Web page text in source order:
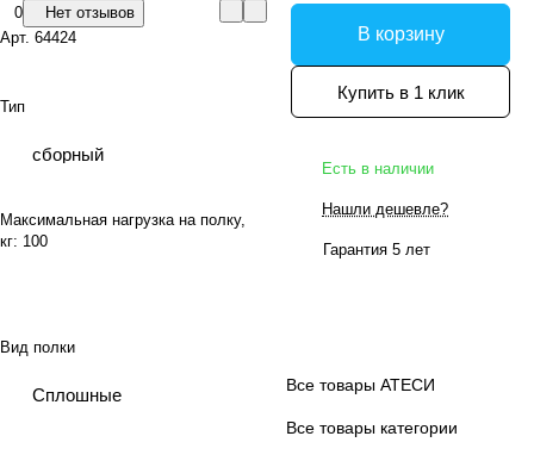
0
Нет отзывов
Арт. 64424
Тип
сборный
Максимальная нагрузка на полку,
кг: 100
Вид полки
Сплошные
В корзину
Купить в 1 клик
Есть в наличии
Нашли дешевле?
Гарантия 5 лет
Все товары АТЕСИ
Все товары категории